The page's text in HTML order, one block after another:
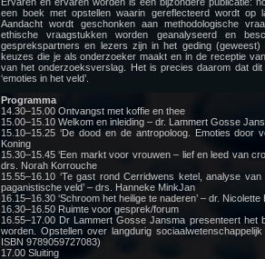
een boek met opstellen waarin gereflecteerd wordt op
Aandacht wordt geschonken aan methodologische
ethische vraagstukken worden geanalyseerd en
gesprekspartners en lezers zijn in het geding
keuzes die je als onderzoeker maakt en in de receptie
van het onderzoeksverslag. Het is precies daarom dat
‘emoties in het veld’.
Programma
14.30–15.00 Ontvangst met koffie en thee
15.00–15.10 Welkom en inleiding – dr. Lammert Gosse
15.10–15.25 ‘De dood en de antropoloog. Emoties door
Koning
15.30–15.45 ‘Een markt voor vrouwen – lief en leed van
drs. Norah Korrouche
15.55–16.10 ‘Te gast rond Cerridwens ketel, analyse
paganistische veld’ – drs. Hanneke MinkJan
16.15–16.30 ‘Schroom het heilige te naderen’ – dr. Nicolette
16.30–16.50 Ruimte voor gesprek/forum
16.55–17.00 Dr Lammert Gosse Jansma presenteert het
worden. Opstellen over langdurig
ISBN 9789059727083)
17.00 Sluiting